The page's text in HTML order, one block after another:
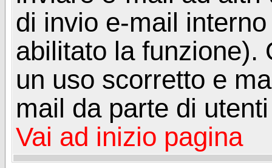
di invio e-mail
abilitato la funzione).
un uso scorretto e
mail da parte di
Vai ad inizio pagina